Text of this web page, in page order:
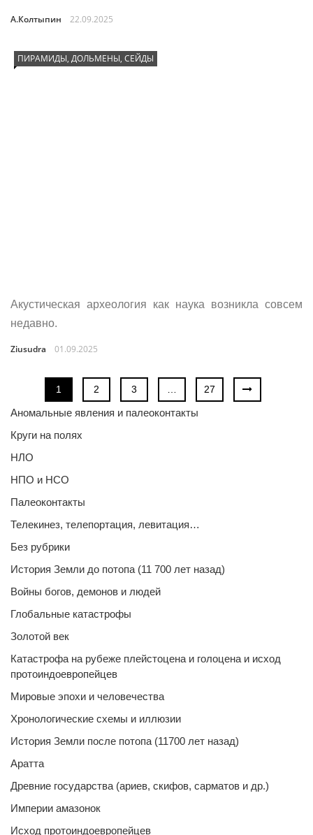
А.Колтыпин 22.09.2025
ПИРАМИДЫ, ДОЛЬМЕНЫ, СЕЙДЫ
Акустическая археология как наука возникла совсем
недавно.
Ziusudra 01.09.2025
1 2 3 27
Аномальные явления и палеоконтакты
Круги на полях
НЛО
НПО и НСО
Палеоконтакты
Телекинез, телепортация, левитация…
Без рубрики
История Земли до потопа (11 700 лет назад)
Войны богов, демонов и людей
Глобальные катастрофы
Золотой век
Катастрофа на рубеже плейстоцена и голоцена и исход
протоиндоевропейцев
Мировые эпохи и человечества
Хронологические схемы и иллюзии
История Земли после потопа (11700 лет назад)
Аратта
Древние государства (ариев, скифов, сарматов и др.)
Империи амазонок
Исход протоиндоевропейцев